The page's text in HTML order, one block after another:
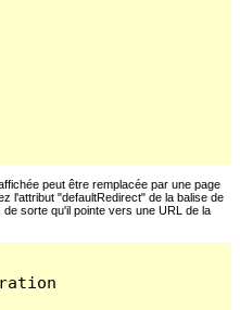
peut être remplacée par une page
l'attribut "defaultRedirect" de la balise de
sorte qu'il pointe vers une URL de la